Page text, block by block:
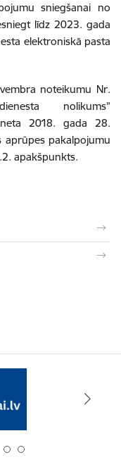
sniegšanai no
līdz 2023. gada
elektroniskā pasta
noteikumu Nr.
nolikums”
2018. gada 28.
aprūpes pakalpojumu
apakšpunkts.